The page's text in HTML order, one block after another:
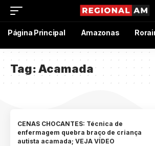
Página Principal Amazonas
Tag:Acamada
CENAS CHOCANTES: Técnica de
enfermagem quebra braço de criança
autista acamada; VEJA VÍDEO